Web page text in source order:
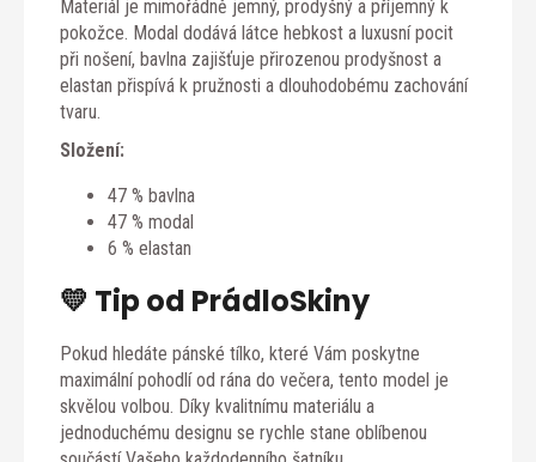
Materiál je mimořádně jemný, prodyšný a příjemný k
pokožce. Modal dodává látce hebkost a luxusní pocit
při nošení, bavlna zajišťuje přirozenou prodyšnost a
elastan přispívá k pružnosti a dlouhodobému zachování
tvaru.
Složení:
47 % bavlna
47 % modal
6 % elastan
💛 Tip od PrádloSkiny
Pokud hledáte pánské tílko, které Vám poskytne
maximální pohodlí od rána do večera, tento model je
skvělou volbou. Díky kvalitnímu materiálu a
jednoduchému designu se rychle stane oblíbenou